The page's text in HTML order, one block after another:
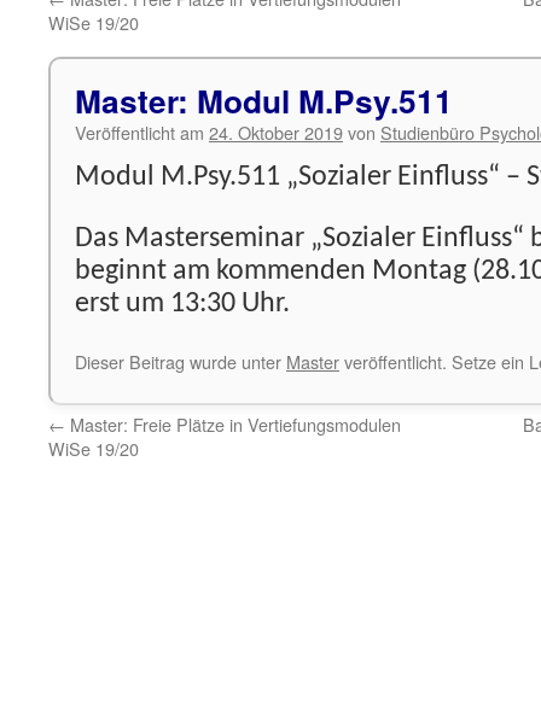
WiSe 19/20
Master: Modul M.Psy.511
Veröffentlicht am 24. Oktober 2019von Studienbüro
Modul M.Psy.511 „Sozialer Einfluss“ –
Das Masterseminar „Sozialer Einfluss“
beginnt am kommenden Montag
erst um 13:30 Uhr.
Dieser Beitrag wurde unter Masterveröffentlicht. Setze ein
← Master: Freie Plätze in Vertiefungsmodulen
WiSe 19/20